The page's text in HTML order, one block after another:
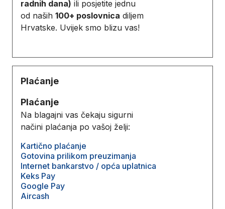
radnih dana) ili posjetite jednu
od naših 100+ poslovnica diljem
Hrvatske. Uvijek smo blizu vas!
Plaćanje
Plaćanje
Na blagajni vas čekaju sigurni
načini plaćanja po vašoj želji:
Kartično plaćanje
Gotovina prilikom preuzimanja
Internet bankarstvo / opća uplatnica
Keks Pay
Google Pay
Aircash